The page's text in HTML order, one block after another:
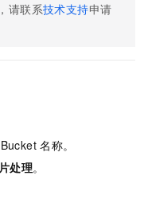
请联系技术支持申请
Bucket 名称。
处理。